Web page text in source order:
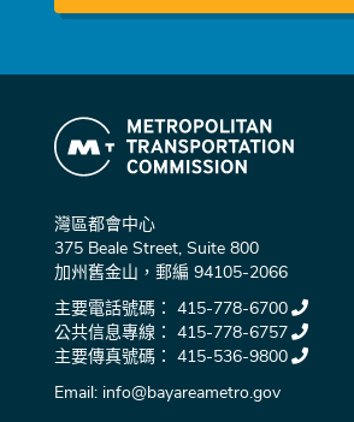
灣區都會中心
375 Beale Street, Suite 800
加州舊金山，郵編 94105-2066
主要電話號碼： 415-778-6700
公共信息專線： 415-778-6757
主要傳真號碼： 415-536-9800
Email: info@bayareametro.gov